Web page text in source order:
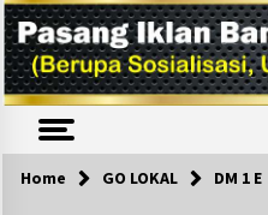
Home GO LOKAL DM 1 E